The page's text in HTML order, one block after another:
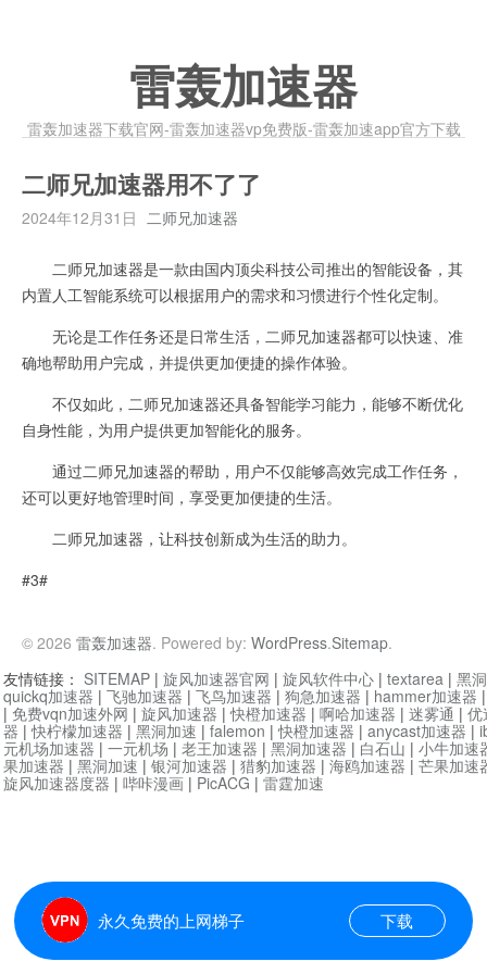
雷轰加速器
雷轰加速器下载官网-雷轰加速器vp免费版-雷轰加速app官方下载
二师兄加速器用不了了
2024年12月31日 二师兄加速器
二师兄加速器是一款由国内顶尖科技公司推出的智能设备，其
内置人工智能系统可以根据用户的需求和习惯进行个性化定制。
无论是工作任务还是日常生活，二师兄加速器都可以快速、准
确地帮助用户完成，并提供更加便捷的操作体验。
不仅如此，二师兄加速器还具备智能学习能力，能够不断优化
自身性能，为用户提供更加智能化的服务。
通过二师兄加速器的帮助，用户不仅能够高效完成工作任务，
还可以更好地管理时间，享受更加便捷的生活。
二师兄加速器，让科技创新成为生活的助力。
#3#
© 2026 雷轰加速器. Powered by: WordPress.Sitemap.
永久免费的上网梯子 下载
友情链接： SITEMAP | 旋风加速器官网 | 旋风软件中心 | textarea | 黑
quickq加速器 | 飞驰加速器 | 飞鸟加速器 | 狗急加速器 | hammer加速器
| 免费vqn加速外网 | 旋风加速器 |快橙加速器 | 啊哈加速器 | 迷雾通 | 优
器 |快柠檬加速器 | 黑洞加速 | falemon |快橙加速器 | anycast加速器 |
元机场加速器 | 一元机场 | 老王加速器 | 黑洞加速器 | 白石山 | 小牛加速
果加速器 | 黑洞加速 | 银河加速器 | 猎豹加速器 | 海鸥加速器 | 芒果加速
旋风加速器度器 | 哔咔漫画 | PicACG | 雷霆加速